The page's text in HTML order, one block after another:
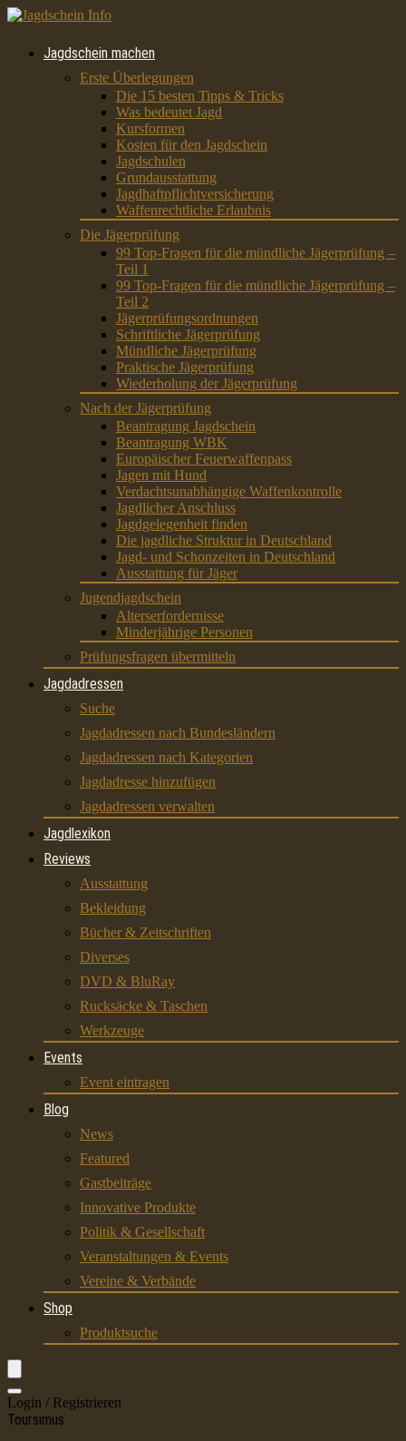
Jagdschein machen
Erste Überlegungen
Die 15 besten Tipps & Tricks
Was bedeutet Jagd
Kursformen
Kosten für den Jagdschein
Jagdschulen
Grundausstattung
Jagdhaftpflichtversicherung
Waffenrechtliche Erlaubnis
Die Jägerprüfung
99 Top-Fragen für die mündliche Jägerprüfung –
Teil 1
99 Top-Fragen für die mündliche Jägerprüfung –
Teil 2
Jägerprüfungsordnungen
Schriftliche Jägerprüfung
Mündliche Jägerprüfung
Praktische Jägerprüfung
Wiederholung der Jägerprüfung
Nach der Jägerprüfung
Beantragung Jagdschein
Beantragung WBK
Europäischer Feuerwaffenpass
Jagen mit Hund
Verdachtsunabhängige Waffenkontrolle
Jagdlicher Anschluss
Jagdgelegenheit finden
Die jagdliche Struktur in Deutschland
Jagd- und Schonzeiten in Deutschland
Ausstattung für Jäger
Jugendjagdschein
Alterserfordernisse
Minderjährige Personen
Prüfungsfragen übermitteln
Jagdadressen
Suche
Jagdadressen nach Bundesländern
Jagdadressen nach Kategorien
Jagdadresse hinzufügen
Jagdadressen verwalten
Jagdlexikon
Reviews
Ausstattung
Bekleidung
Bücher & Zeitschriften
Diverses
DVD & BluRay
Rucksäcke & Taschen
Werkzeuge
Events
Event eintragen
Blog
News
Featured
Gastbeiträge
Innovative Produkte
Politik & Gesellschaft
Veranstaltungen & Events
Vereine & Verbände
Shop
Produktsuche
Login / Registrieren
Toursimus